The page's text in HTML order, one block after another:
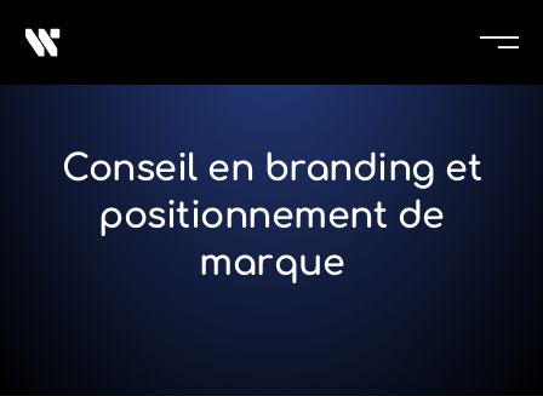
Conseil en branding et
positionnement de
marque